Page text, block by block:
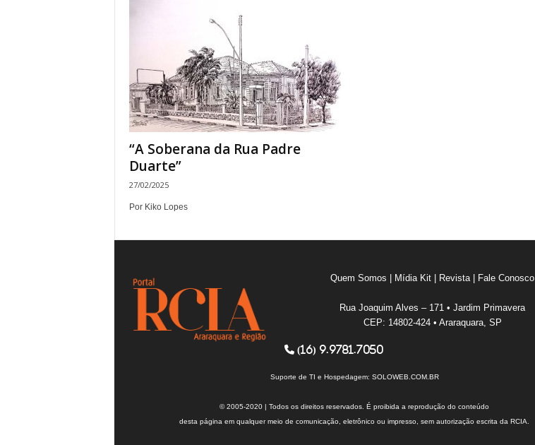
“A Soberana da Rua Padre
Duarte”
27/02/2025
Por Kiko Lopes
Quem Somos Mídia Kit Revista| Fale Conosco
Rua Joaquim Alves – 171 • Jardim Primavera
CEP: 14802-424 • Araraquara, SP
(16) 9.9781.7050
Suporte de TI e Hospedagem: SOLOWEB.COM.BR
© 2005-2020 | Todos os direitos reservados. É proibida a reprodução do conteúdo
desta página em qualquer meio de comunicação, eletrônico ou impresso, sem autorização escrita da RCIA.